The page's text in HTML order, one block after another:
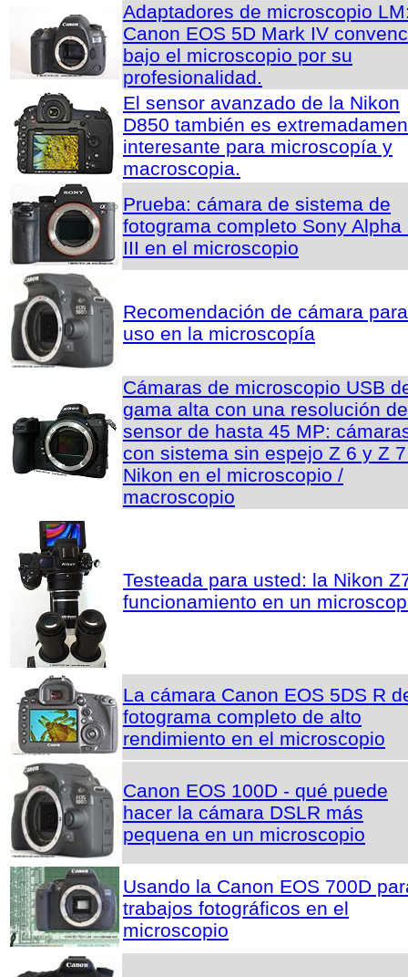
Adaptadores de microscopio
Canon EOS 5D Mark IV
bajo el microscopio por su
profesionalidad.
El sensor avanzado de la Nikon
D850 también es
interesante para microscopía y
macroscopia.
Prueba: cámara de sistema de
fotograma completo Sony Alpha
III en el microscopio
Recomendación de cámara
uso en la microscopía
Cámaras de microscopio USB
gama alta con una resolución de
sensor de hasta 45 MP:
con sistema sin espejo Z 6 y Z
Nikon en el microscopio /
macroscopio
Testeada para usted: la Nikon
funcionamiento en un
La cámara Canon EOS 5DS R
fotograma completo de alto
rendimiento en el microscopio
Canon EOS 100D - qué puede
hacer la cámara DSLR más
pequena en un microscopio
Usando la Canon EOS 700D
trabajos fotográficos en el
microscopio